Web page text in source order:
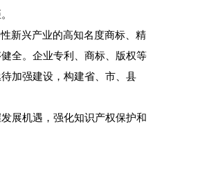
新兴产业的高知名度商标、精
全。企业专利、商标、版权等
加强建设，构建省、市、县
展机遇，强化知识产权保护和